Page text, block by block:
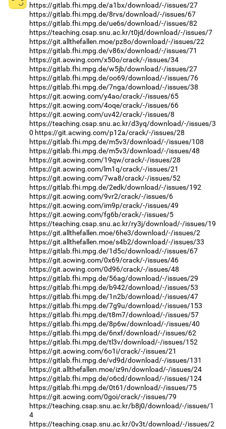
https://gitlab.fhi.mpg.de/a1bx/download/-/issues/27
https://gitlab.fhi.mpg.de/8rvs/download/-/issues/67
https://gitlab.fhi.mpg.de/ue6s/download/-/issues/82
https://teaching.csap.snu.ac.kr/t0jd/download/-/issues/7
https://git.allthefallen.moe/pz8o/download/-/issues/22
https://gitlab.fhi.mpg.de/v86x/download/-/issues/71
https://git.acwing.com/x50o/crack/-/issues/34
https://gitlab.fhi.mpg.de/w5jb/download/-/issues/27
https://gitlab.fhi.mpg.de/oo69/download/-/issues/76
https://gitlab.fhi.mpg.de/7nga/download/-/issues/38
https://git.acwing.com/y4ao/crack/-/issues/65
https://git.acwing.com/4oqe/crack/-/issues/66
https://git.acwing.com/uv42/crack/-/issues/8
https://teaching.csap.snu.ac.kr/d3yq/download/-/issues/3
0 https://git.acwing.com/p12a/crack/-/issues/28
https://gitlab.fhi.mpg.de/m5v3/download/-/issues/108
https://gitlab.fhi.mpg.de/m5v3/download/-/issues/48
https://git.acwing.com/19qw/crack/-/issues/28
https://git.acwing.com/lm1q/crack/-/issues/21
https://git.acwing.com/7wa8/crack/-/issues/52
https://gitlab.fhi.mpg.de/2edk/download/-/issues/192
https://git.acwing.com/9vr2/crack/-/issues/6
https://git.acwing.com/im9p/crack/-/issues/49
https://git.acwing.com/fg6b/crack/-/issues/5
https://teaching.csap.snu.ac.kr/ry3j/download/-/issues/19
https://git.allthefallen.moe/6he3/download/-/issues/2
https://git.allthefallen.moe/s4b2/download/-/issues/33
https://gitlab.fhi.mpg.de/1d5c/download/-/issues/67
https://git.acwing.com/0x69/crack/-/issues/46
https://git.acwing.com/0d96/crack/-/issues/48
https://gitlab.fhi.mpg.de/56ag/download/-/issues/29
https://gitlab.fhi.mpg.de/b942/download/-/issues/53
https://gitlab.fhi.mpg.de/1n2b/download/-/issues/47
https://gitlab.fhi.mpg.de/7g9u/download/-/issues/153
https://gitlab.fhi.mpg.de/t8m7/download/-/issues/57
https://gitlab.fhi.mpg.de/8p6w/download/-/issues/40
https://gitlab.fhi.mpg.de/6nxf/download/-/issues/62
https://gitlab.fhi.mpg.de/tl3v/download/-/issues/152
https://git.acwing.com/6o1i/crack/-/issues/21
https://gitlab.fhi.mpg.de/vd9d/download/-/issues/131
https://git.allthefallen.moe/iz9n/download/-/issues/24
https://gitlab.fhi.mpg.de/o6cd/download/-/issues/124
https://gitlab.fhi.mpg.de/0t61/download/-/issues/75
https://git.acwing.com/0goi/crack/-/issues/79
https://teaching.csap.snu.ac.kr/b8j0/download/-/issues/1
4
https://teaching.csap.snu.ac.kr/0v3t/download/-/issues/2